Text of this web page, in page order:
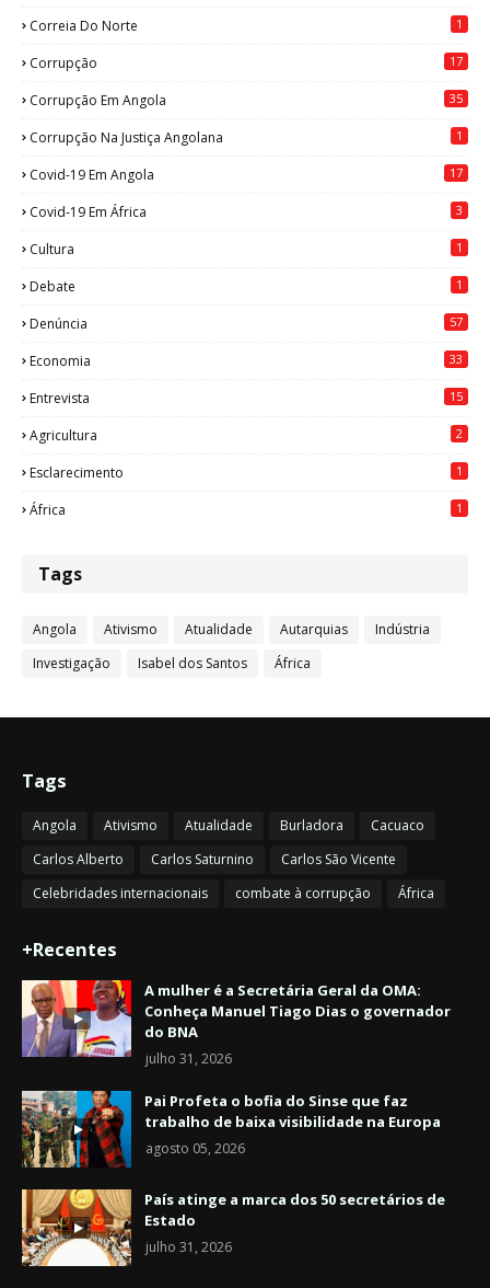
Correia Do Norte 1
Corrupção 17
Corrupção Em Angola 35
Corrupção Na Justiça Angolana 1
Covid-19 Em Angola 17
Covid-19 Em África 3
Cultura 1
Debate 1
Denúncia 57
Economia 33
Entrevista 15
Agricultura 2
Esclarecimento 1
África 1
Tags
Angola Ativismo Atualidade Autarquias
Indústria
Investigação
Isabel dos Santos África
Tags
Angola Ativismo Atualidade Burladora
Cacuaco
Carlos Alberto
Carlos Saturnino
Carlos São Vicente
Celebridades internacionais
combate à corrupção África
+Recentes
A mulher é a Secretária Geral da OMA:
Conheça Manuel Tiago Dias o governador
do BNA
julho 31, 2026
Pai Profeta o bofia do Sinse que faz
trabalho de baixa visibilidade na Europa
agosto 05, 2026
País atinge a marca dos 50 secretários de
Estado
julho 31, 2026